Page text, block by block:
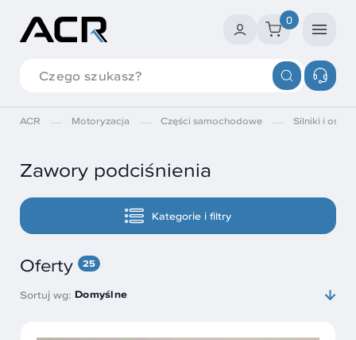
0
ACR Motoryzacja Części samochodowe Silniki i
Zawory podciśnienia
Kategorie i filtry
Oferty 25
Sortuj wg: Domyślne